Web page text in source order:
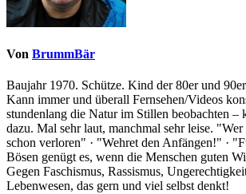
Von BrummBär
Baujahr 1970. Schütze. Kind der 80er und
Kann immer und überall Fernsehen/Videos
stundenlang die Natur im Stillen beobachten –
dazu. Mal sehr laut, manchmal sehr leise.
schon verloren" · "Wehret den Anfängen!" ·
Bösen genügt es, wenn die Menschen guten
Gegen Faschismus, Rassismus,
Lebenwesen, das gern und viel selbst denkt!